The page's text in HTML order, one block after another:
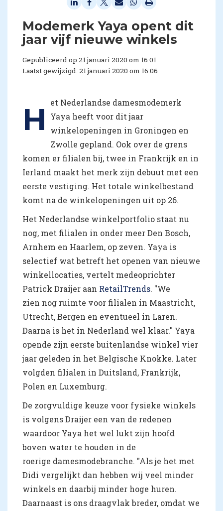
Modemerk Yaya opent dit
jaar vijf nieuwe winkels
Gepubliceerd op 21 januari 2020 om 16:01
Laatst gewijzigd: 21 januari 2020 om 16:06
H
et Nederlandse damesmodemerk
Yaya heeft voor dit jaar
winkelopeningen in Groningen en
Zwolle gepland. Ook over de grens
komen er filialen bij, twee in Frankrijk en in
Ierland maakt het merk zijn debuut met een
eerste vestiging. Het totale winkelbestand
komt na de winkelopeningen uit op 26.
Het Nederlandse winkelportfolio staat nu
nog, met filialen in onder meer Den Bosch,
Arnhem en Haarlem, op zeven. Yaya is
selectief wat betreft het openen van nieuwe
winkellocaties, vertelt medeoprichter
Patrick Draijer aan RetailTrends. "We
zien nog ruimte voor filialen in Maastricht,
Utrecht, Bergen en eventueel in Laren.
Daarna is het in Nederland wel klaar." Yaya
opende zijn eerste buitenlandse winkel vier
jaar geleden in het Belgische Knokke. Later
volgden filialen in Duitsland, Frankrijk,
Polen en Luxemburg.
De zorgvuldige keuze voor fysieke winkels
is volgens Draijer een van de redenen
waardoor Yaya het wel lukt zijn hoofd
boven water te houden in de
roerige damesmodebranche. "Als je het met
Didi vergelijkt dan hebben wij veel minder
winkels en daarbij minder hoge huren.
Daarnaast is ons draagvlak breder, omdat we